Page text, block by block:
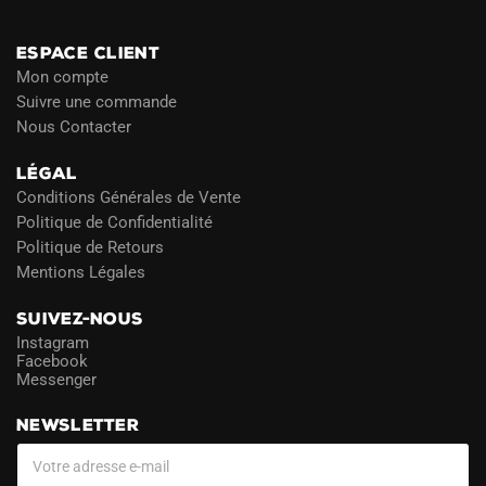
ESPACE CLIENT
Mon compte
Suivre une commande
Nous Contacter
LÉGAL
Conditions Générales de Vente
Politique de Confidentialité
Politique de Retours
Mentions Légales
SUIVEZ-NOUS
Instagram
Facebook
Messenger
NEWSLETTER